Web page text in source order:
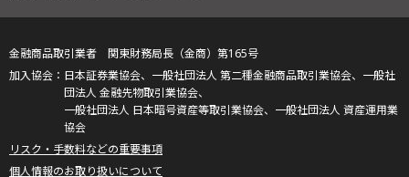
金融商品取引業者 関東財務局長（金商）第165号
日本証券業協会、一般社団法人 第二種金融商品取引業協会、一般社
団法人 金融先物取引業協会、
一般社団法人 日本暗号資産等取引業協会、一般社団法人 資産運用業
協会
リスク・手数料などの重要事項
個人情報のお取り扱いについて